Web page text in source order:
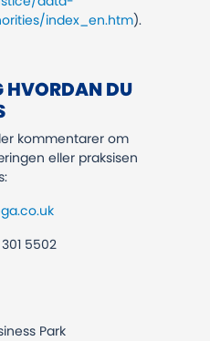
index_en.htm).
HVORDAN DU
kommentarer om
eller praksisen
5502
Park